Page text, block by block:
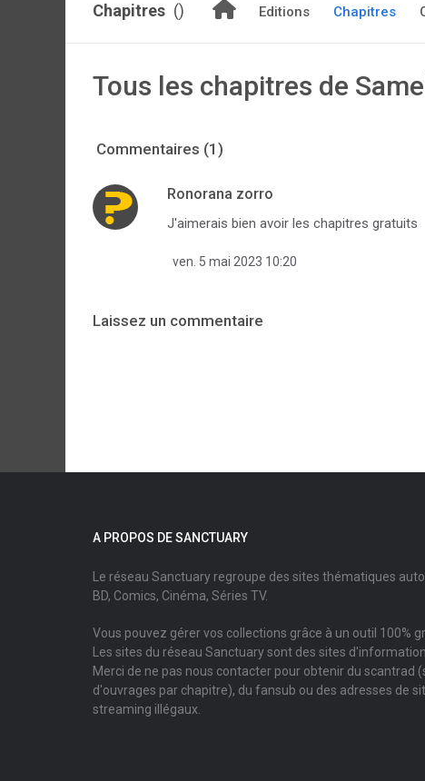
Chapitres () Editions Chapitres
Tous les chapitres de
Commentaires (1)
Ronorana zorro
J'aimerais bien avoir les chapitres gratuits
ven. 5 mai 2023 10:20
Laissez un commentaire
A PROPOS DE SANCTUARY
Le réseau Sanctuary regroupe des sites thématiques
BD, Comics, Cinéma, Séries TV.
Vous pouvez gérer vos collections grâce à un outil 100%
Les sites du réseau Sanctuary sont des sites
Merci de ne pas nous contacter pour obtenir du scantrad
d'ouvrages par chapitre), du fansub ou des adresses de
streaming illégaux.